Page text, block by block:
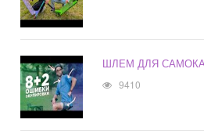
ШЛЕМ ДЛЯ
9410